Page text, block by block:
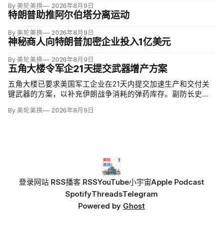
By 美轮美换 2026年8月9日
特朗普助推阿尔伯塔分离运动
By 美轮美换 2026年8月9日
神秘商人向特朗普加密企业投入1亿美元
By 美轮美换 2026年8月9日
五角大楼令军企21天提交武器增产方案
五角大楼已要求美国军工企业在21天内提交加速生产和交付关
键武器的方案，以补充伊朗战争消耗的弹药库存。副防长史蒂
可接受，必须立即扩大产能；
By 美轮美换 2026年8月9日
登录网站 RSS播客 RSSYouTube小宇宙Apple Podcast
SpotifyThreadsTelegram
Powered by Ghost